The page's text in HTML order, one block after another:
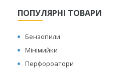
ПОПУЛЯРНІ ТОВАРИ
Бензопили
Мінімийки
Перфороатори